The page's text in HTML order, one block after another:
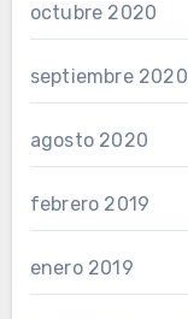
octubre 2020
septiembre 2020
agosto 2020
febrero 2019
enero 2019